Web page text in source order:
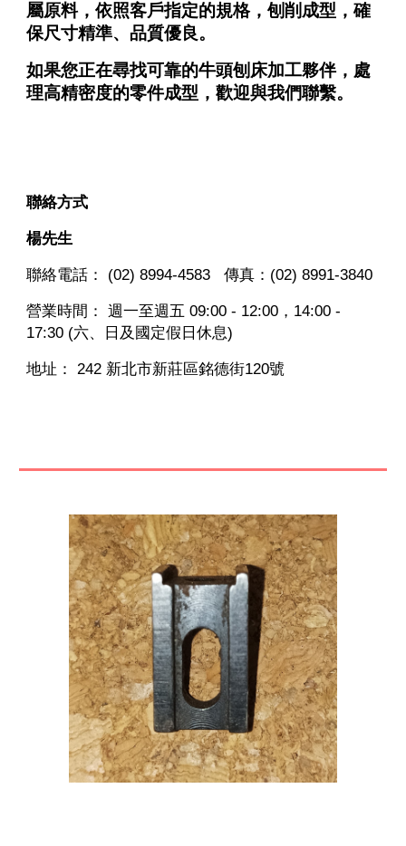
屬原料，依照客戶指定的規格，刨削成型，確
保尺寸精準、品質優良。
如果您正在尋找可靠的牛頭刨床加工夥伴，處
理高精密度的零件成型，歡迎與我們聯繫。
聯絡方式
楊先生
聯絡電話： (02) 8994-4583 傳真：(02)8991-3840
營業時間： 週一至週五09:00- 12:00，14:00-
17:30 (六、日及國定假日休息)
地址： 242 新北市新莊區銘德街120號